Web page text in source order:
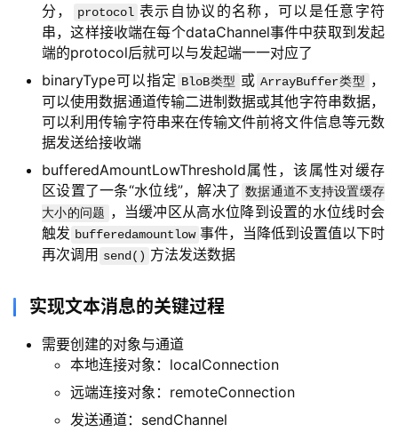
熵
字
龙
分，
protocol 表示自协议的名称，可以是任意字符
串，这样接收端在每个dataChannel事件中获取到发起
端的protocol后就可以与发起端一一对应了
binaryType可以指定 BloB类型 或 ArrayBuffer类型 ，
可以使用数据通道传输二进制数据或其他字符串数据，
可以利用传输字符串来在传输文件前将文件信息等元数
据发送给接收端
bufferedAmountLowThreshold属性，该属性对缓存
区设置了一条“水位线”，解决了 数据通道不支持设置缓存
大小的问题 ，当缓冲区从高水位降到设置的水位线时会
触发 bufferedamountlow 事件，当降低到设置值以下时
再次调用 send() 方法发送数据
实现文本消息的关键过程
需要创建的对象与通道
本地连接对象：localConnection
远端连接对象：remoteConnection
发送通道：sendChannel